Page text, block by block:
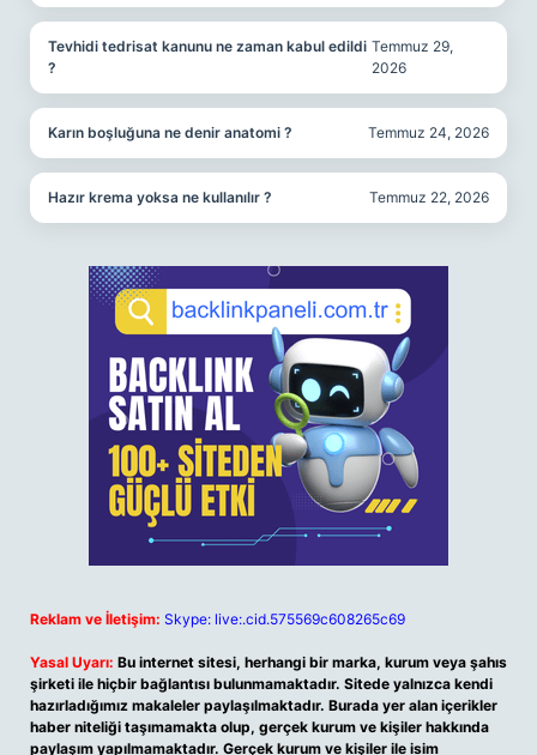
Tevhidi tedrisat kanunu ne zaman kabul edildi
?
Temmuz 29,
2026
Karın boşluğuna ne denir anatomi ? Temmuz 24, 2026
Hazır krema yoksa ne kullanılır ? Temmuz 22, 2026
Reklam ve İletişim: Skype: live:.cid.575569c608265c69
Yasal Uyarı: Bu internet sitesi, herhangi bir marka, kurum veya şahıs
şirketi ile hiçbir bağlantısı bulunmamaktadır. Sitede yalnızca kendi
hazırladığımız makaleler paylaşılmaktadır. Burada yer alan içerikler
haber niteliği taşımamakta olup, gerçek kurum ve kişiler hakkında
paylaşım yapılmamaktadır. Gerçek kurum ve kişiler ile isim